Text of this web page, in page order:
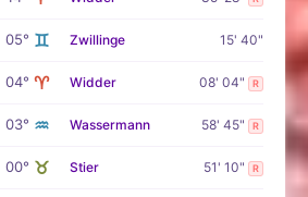
05° ♊ Zwillinge 15' 40"
04° ♈ Widder 08' 04" R
03° ♒ Wassermann 58' 45" R
00° ♉ Stier 51' 10" R